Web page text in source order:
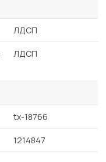
ЛДСП
ЛДСП
tx-18766
1214847